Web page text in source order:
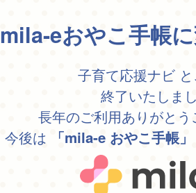
mila-eおやこ手帳
子育て応援ナビ
終了いたしまし
長年のご利用ありがとう
今後は
「mila-e おやこ手帳」